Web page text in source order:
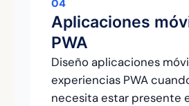
04
Aplicaciones
PWA
Diseño aplicaciones
experiencias PWA
necesita estar presente